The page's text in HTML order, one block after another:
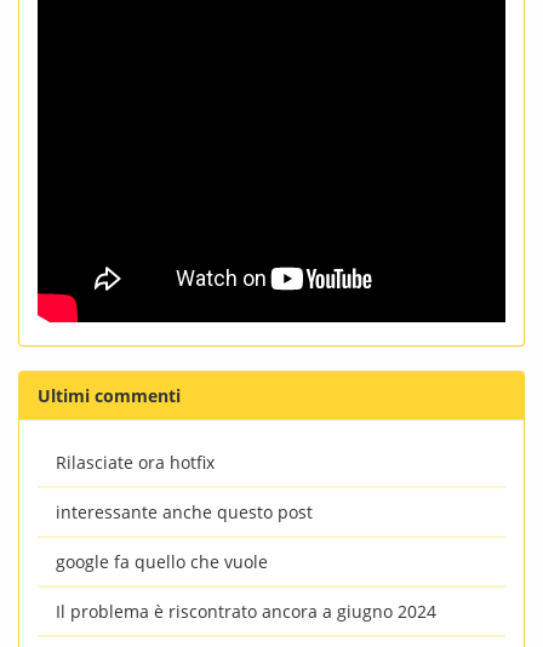
Ultimi commenti
Rilasciate ora hotfix
interessante anche questo post
google fa quello che vuole
Il problema è riscontrato ancora a giugno 2024